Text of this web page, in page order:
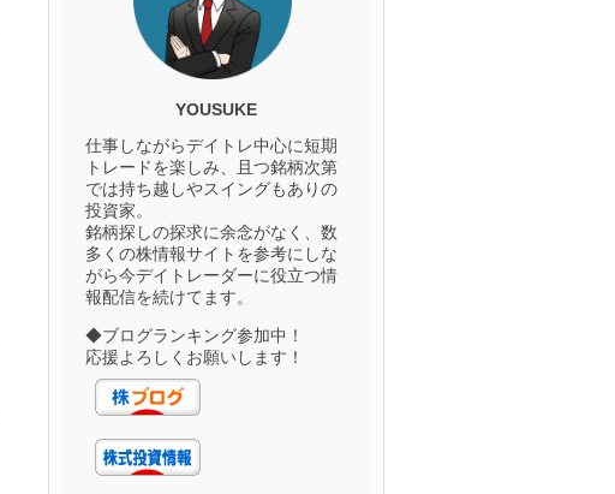
YOUSUKE
仕事しながらデイトレ中心に短期
トレードを楽しみ、且つ銘柄次第
では持ち越しやスイングもありの
投資家。
銘柄探しの探求に余念がなく、数
多くの株情報サイトを参考にしな
がら今デイトレーダーに役立つ情
報配信を続けてます。
◆ブログランキング参加中！
応援よろしくお願いします！